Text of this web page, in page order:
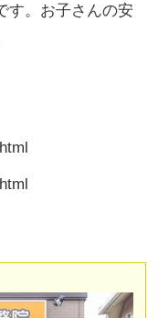
す。お子さんの安